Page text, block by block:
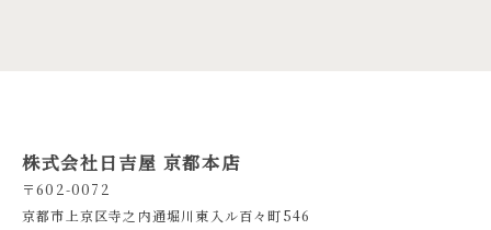
株式会社日吉屋 京都本店
〒602-0072
京都市上京区寺之内通堀川東入ル百々町546